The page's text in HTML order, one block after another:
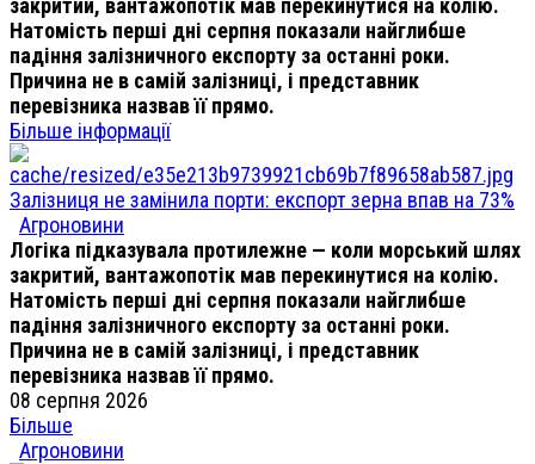
закритий, вантажопотік мав перекинутися на колію.
Натомість перші дні серпня показали найглибше
падіння залізничного експорту за останні роки.
Причина не в самій залізниці, і представник
перевізника назвав її прямо.
Більше інформації
Залізниця не замінила порти: експорт зерна впав на 73%
Агроновини
Логіка підказувала протилежне — коли морський шлях
закритий, вантажопотік мав перекинутися на колію.
Натомість перші дні серпня показали найглибше
падіння залізничного експорту за останні роки.
Причина не в самій залізниці, і представник
перевізника назвав її прямо.
08 серпня 2026
Більше
Агроновини